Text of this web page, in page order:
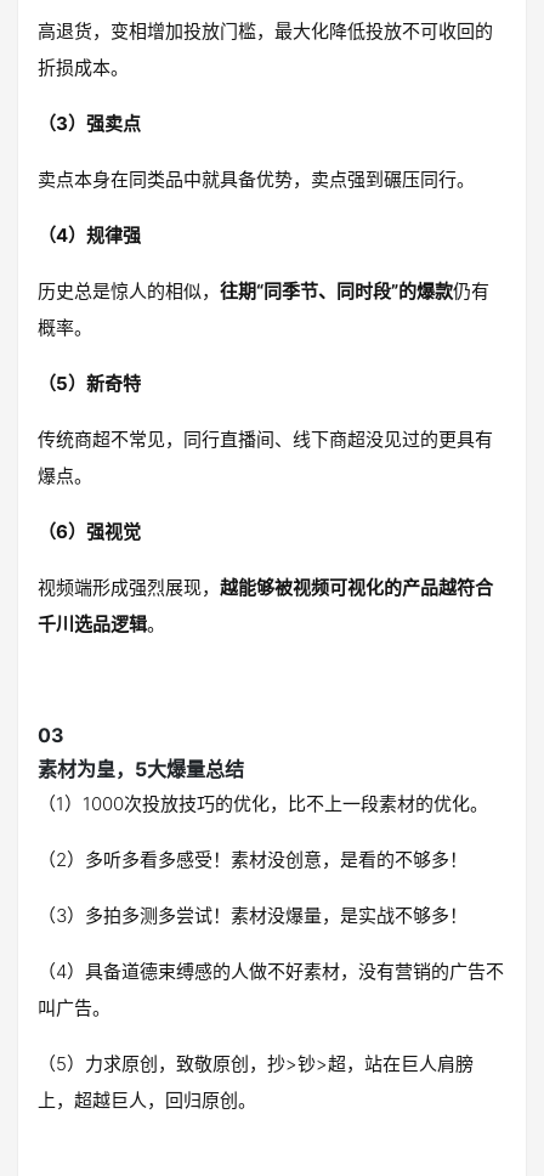
高退货，变相增加投放门槛，最大化降低投放不可收回的
折损成本。
（3）强卖点
卖点本身在同类品中就具备优势，卖点强到碾压同行。
（4）规律强
历史总是惊人的相似， 往期“同季节、同时段”的爆款仍有
概率。
（5）新奇特
传统商超不常见，同行直播间、线下商超没见过的更具有
爆点。
（6）强视觉
视频端形成强烈展现， 越能够被视频可视化的产品越符合
千川选品逻辑。
03
素材为皇，5大爆量总结
（1）1000次投放技巧的优化，比不上一段素材的优化。
（2）多听多看多感受！素材没创意，是看的不够多！
（3）多拍多测多尝试！素材没爆量，是实战不够多！
（4）具备道德束缚感的人做不好素材，没有营销的广告不
叫广告。
（5）力求原创，致敬原创，抄>钞>超，站在巨人肩膀
上，超越巨人，回归原创。